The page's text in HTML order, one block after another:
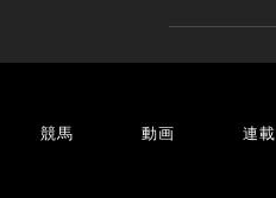
競馬 動画 連載